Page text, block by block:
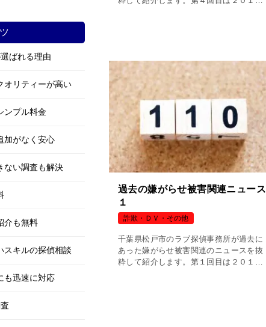
過去の嫌がらせ被害関連ニュース
１
詐欺・ＤＶ・その他
千葉県松戸市のラブ探偵事務所が過去に
あった嫌がらせ被害関連のニュースを抜
粋して紹介します。第１回目は２０１３
ばれる理由
オリティーが高い
ンプル料金
加がなく安心
ない調査も解決
介も無料
スキルの探偵相談
も迅速に対応